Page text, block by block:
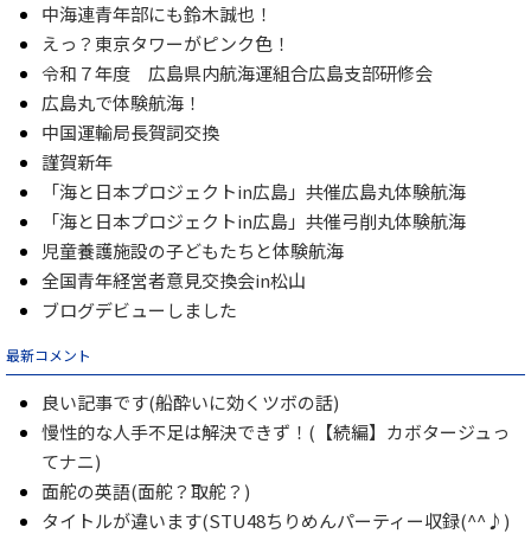
中海連青年部にも鈴木誠也！
えっ？東京タワーがピンク色！
令和７年度 広島県内航海運組合広島支部研修会
広島丸で体験航海！
中国運輸局長賀詞交換
謹賀新年
「海と日本プロジェクトin広島」共催広島丸体験航海
「海と日本プロジェクトin広島」共催弓削丸体験航海
児童養護施設の子どもたちと体験航海
全国青年経営者意見交換会in松山
ブログデビューしました
最新コメント
良い記事です(船酔いに効くツボの話)
慢性的な人手不足は解決できず！(【続編】カボタージュっ
てナニ)
面舵の英語(面舵？取舵？)
タイトルが違います(STU48ちりめんパーティー収録(^^♪)